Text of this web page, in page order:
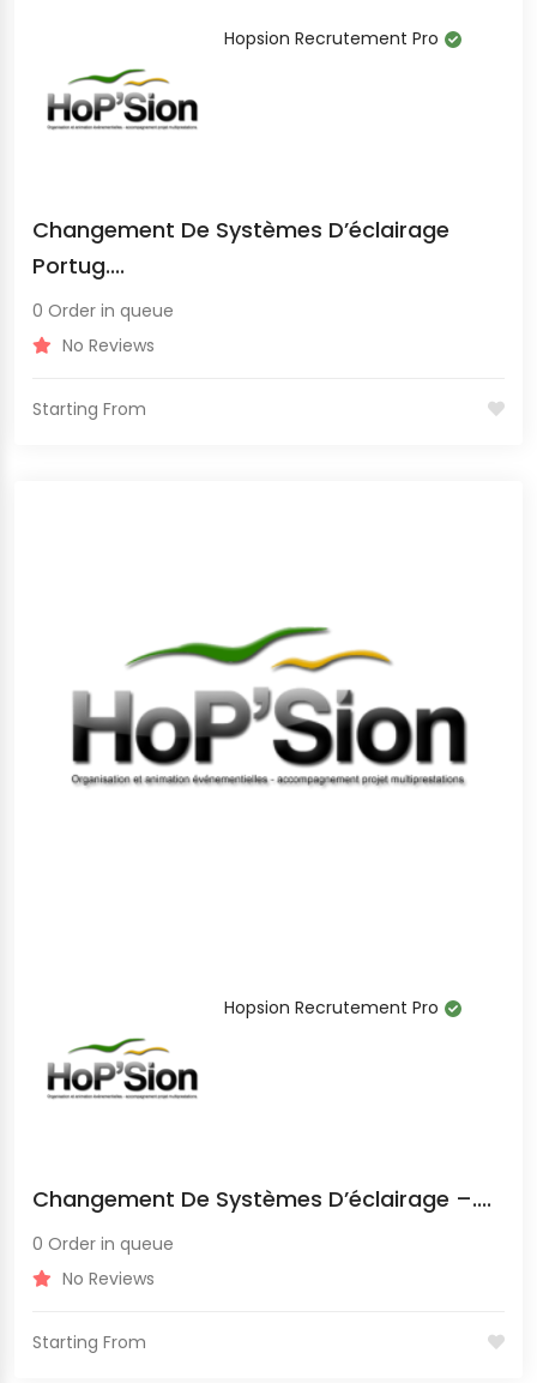
Hopsion Recrutement Pro
Changement De Systèmes D’éclairage
Portug....
0 Order in queue
No Reviews
Starting From
Hopsion Recrutement Pro
Changement De Systèmes D’éclairage –....
0 Order in queue
No Reviews
Starting From